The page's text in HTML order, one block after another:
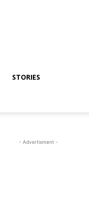
STORIES
- Advertisment -